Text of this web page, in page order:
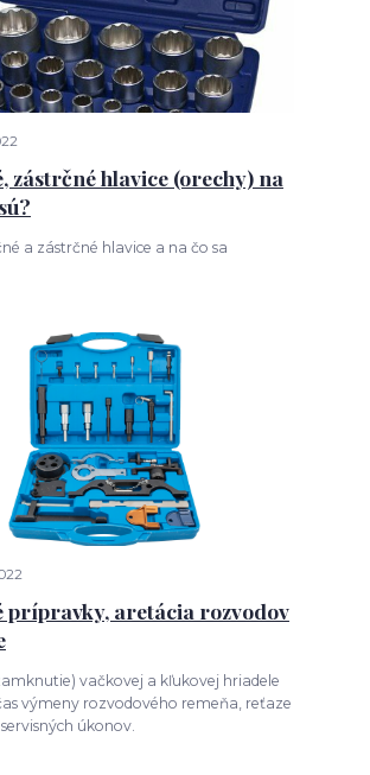
zástrčné hlavice (orechy) na
a zástrčné hlavice a na čo sa
prípravky, aretácia rozvodov
vačkovej a kľukovej hriadele
výmeny rozvodového remeňa, reťaze
úkonov.